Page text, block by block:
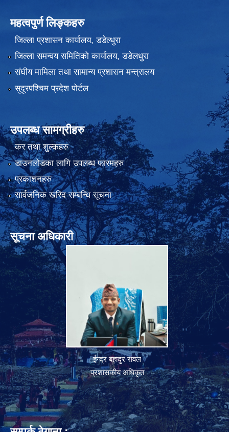
महत्वपुर्ण लिङ्कहरु
जिल्ला प्रशासन कार्यालय, डडेल्धुरा
जिल्ला समन्वय समितिको कार्यालय, डडेलधुरा
संघीय मामिला तथा सामान्य प्रशासन मन्त्रालय
सुदूरपश्चिम प्रदेश पोर्टल
उपलब्ध सामग्रीहरु
कर तथा शुल्कहरु
डाउनलोडका लागि उपलब्ध फारमहरु
प्रकाशनहरु
सार्वजनिक खरिद सम्बन्धि सूचना
सूचना अधिकारी
ईन्द्र बहादुर रावल
प्रशासकीय अधिकृत